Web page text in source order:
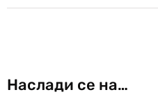
Наслади се на…